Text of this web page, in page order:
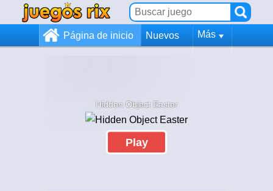
Página de inicio Nuevos Más
Hidden Object Easter
Play